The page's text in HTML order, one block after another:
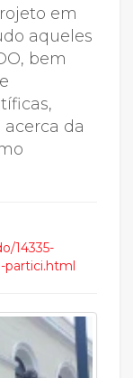
em
aqueles
bem
da
14335-
partici.html